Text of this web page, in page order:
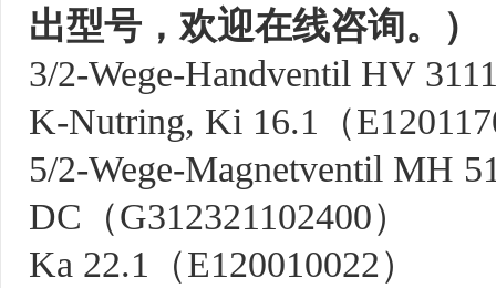
出型号，欢迎在线咨询。）
3/2-Wege-Handventil HV
K-Nutring, Ki 16.1（
5/2-Wege-Magnetventil MH
DC（G312321102400）
Ka 22.1（E120010022）